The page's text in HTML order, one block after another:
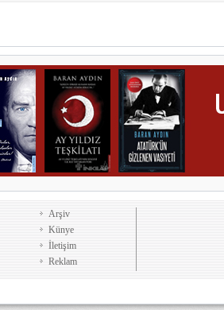
Arşiv
Künye
İletişim
Reklam